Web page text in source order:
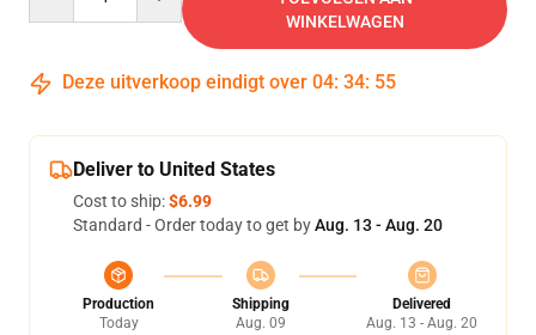
WINKELWAGEN
Deze uitverkoop eindigt over 04: 34: 54
Deliver to United States
Cost to ship:$6.99
Standard - Order today to get byAug. 13 - Aug. 20
Production
Today
Shipping
Aug. 09
Delivered
Aug. 13 - Aug. 20